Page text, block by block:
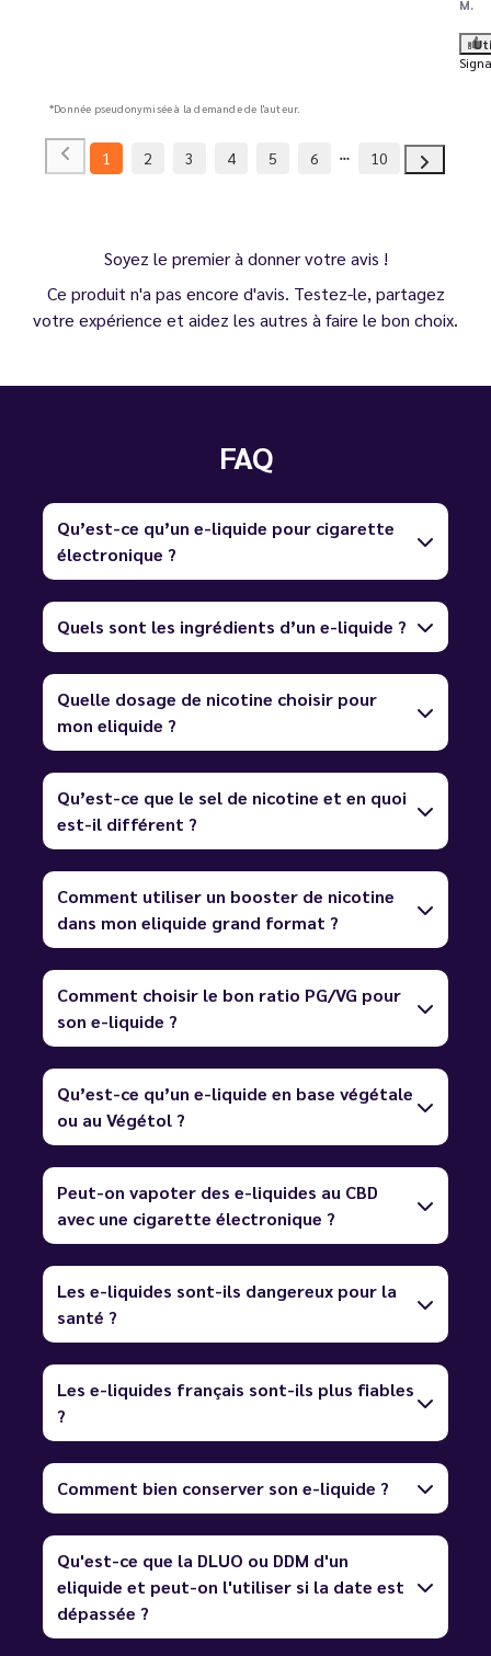
M.
*Donnée pseudonymisée à la demande de l'auteur.
1 2 3 4 5 6 10
Soyez le premier à donner votre avis !
Ce produit n'a pas encore d'avis. Testez-le, partagez
votre expérience et aidez les autres à faire le bon choix.
FAQ
Qu’est-ce qu’un e-liquide pour cigarette
électronique ?
Quels sont les ingrédients d’un e-liquide ?
Quelle dosage de nicotine choisir pour
mon eliquide ?
Qu’est-ce que le sel de nicotine et en quoi
est-il différent ?
Comment utiliser un booster de nicotine
dans mon eliquide grand format ?
Comment choisir le bon ratio PG/VG pour
son e-liquide ?
Qu’est-ce qu’un e-liquide en base végétale
ou au Végétol ?
Peut-on vapoter des e-liquides au CBD
avec une cigarette électronique ?
Les e-liquides sont-ils dangereux pour la
santé ?
Les e-liquides français sont-ils plus fiables
?
Comment bien conserver son e-liquide ?
Qu'est-ce que la DLUO ou DDM d'un
eliquide et peut-on l'utiliser si la date est
dépassée ?